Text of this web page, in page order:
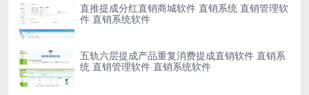
直推提成分红直销商城软件 直销系统 直销管理软
件 直销系统软件
五轨六层提成产品重复消费提成直销软件 直销系
统 直销管理软件 直销系统软件